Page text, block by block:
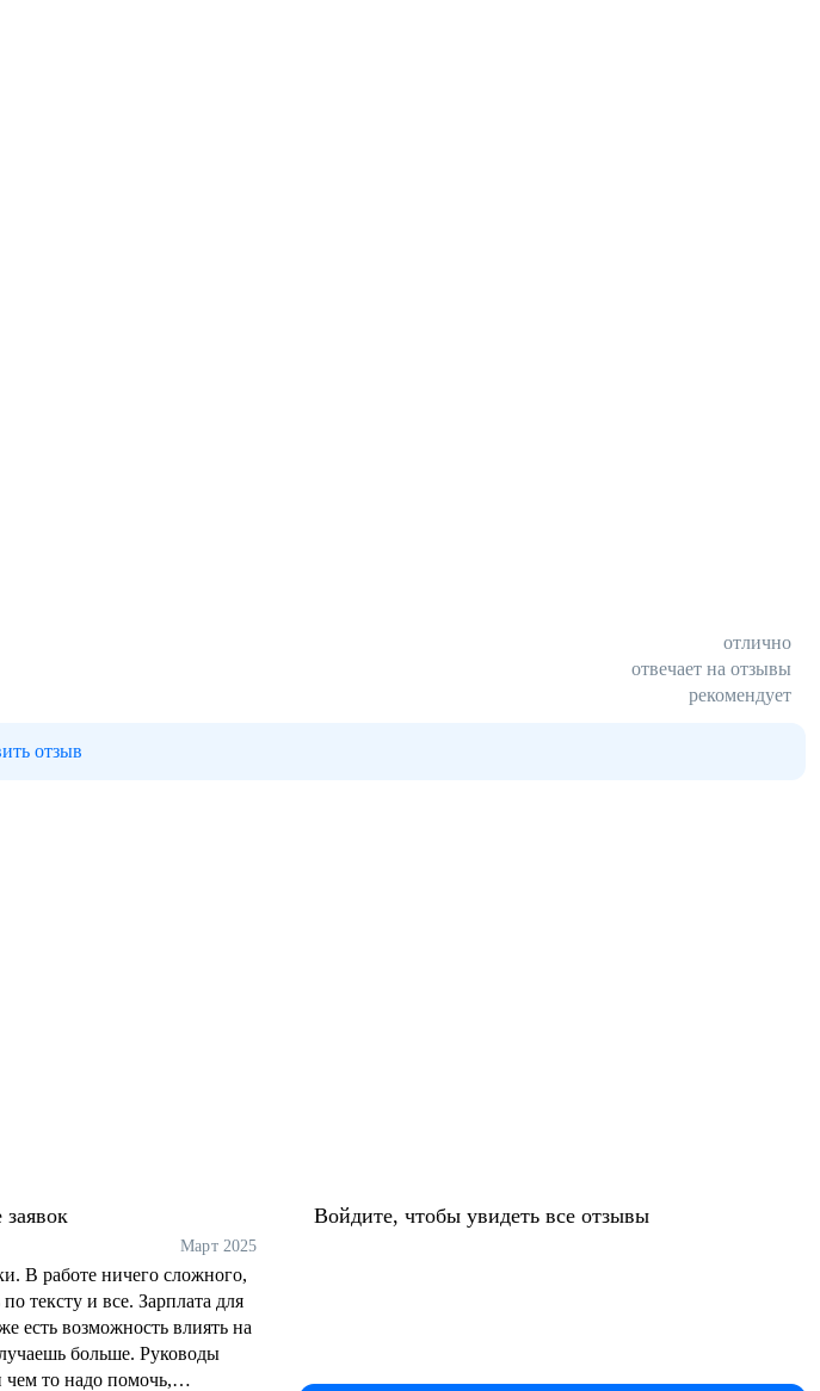
отлично
отвечает на отзывы
рекомендует
отзыв
Март 2025
В работе ничего сложного,
тексту и все. Зарплата для
есть возможность влиять на
больше. Руководы
чем то надо помочь,
Войдите, чтобы увидеть все отзывы